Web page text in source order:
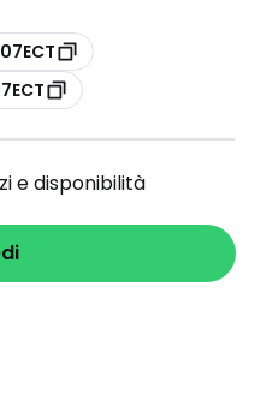
e disponibilità